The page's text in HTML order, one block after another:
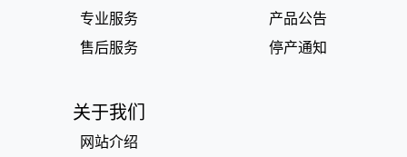
专业服务
售后服务
产品公告
停产通知
关于我们
网站介绍